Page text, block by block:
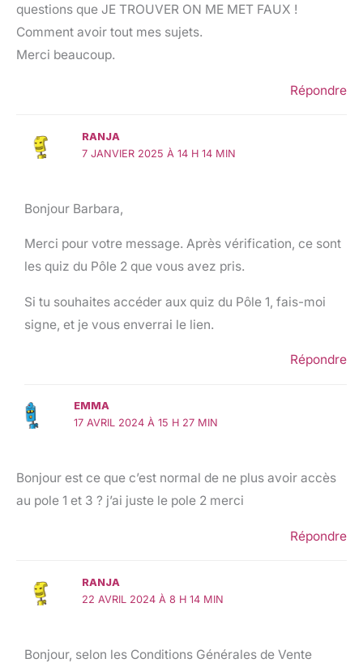
questions que JE TROUVER ON ME MET FAUX !
Comment avoir tout mes sujets.
Merci beaucoup.
Répondre
RANJA
7 JANVIER 2025 À 14 H 14 MIN
Bonjour Barbara,
Merci pour votre message. Après vérification, ce sont
les quiz du Pôle 2 que vous avez pris.
Si tu souhaites accéder aux quiz du Pôle 1, fais-moi
signe, et je vous enverrai le lien.
Répondre
EMMA
17 AVRIL 2024 À 15 H 27 MIN
Bonjour est ce que c’est normal de ne plus avoir accès
au pole 1 et 3 ? j’ai juste le pole 2 merci
Répondre
RANJA
22 AVRIL 2024 À 8 H 14 MIN
Bonjour, selon les Conditions Générales de Vente